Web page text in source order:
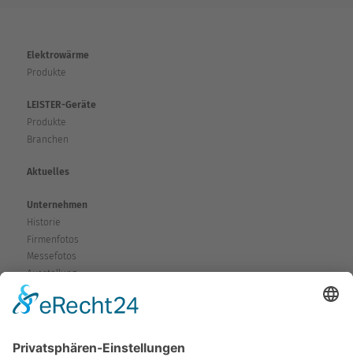
Elektrowärme
Produkte
LEISTER-Geräte
Produkte
Branchen
Aktuelles
Unternehmen
Historie
Firmenfotos
Messefotos
Ausstellung
Service
Garantie & Gewährleistung
Mieten-Testen-Kaufen